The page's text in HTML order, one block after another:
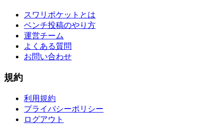
スワリポケットとは
ベンチ投稿のやり方
運営チーム
よくある質問
お問い合わせ
規約
利用規約
プライバシーポリシー
ログアウト